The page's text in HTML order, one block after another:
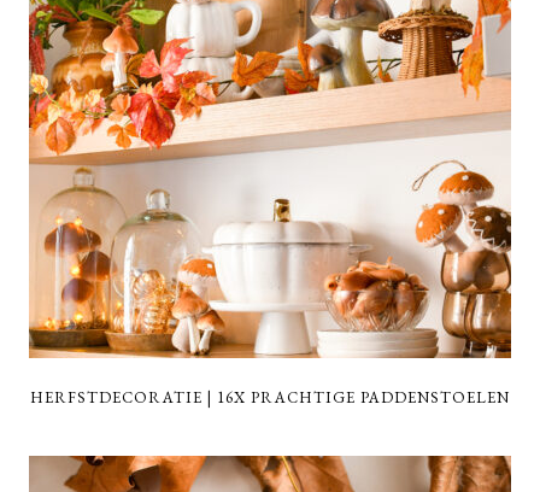
HERFSTDECORATIE | 16X PRACHTIGE PADDENSTOELEN